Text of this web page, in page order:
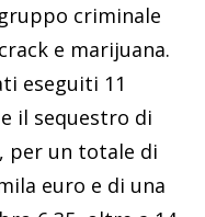
criminale
e marijuana.
eseguiti 11
il sequestro di
per un totale di
euro e di una